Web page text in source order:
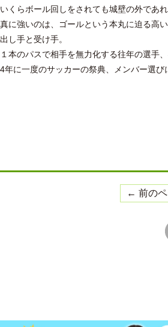
いくらボール回しをされても城壁の外であ
真に強いのは、ゴールという本丸に迫る高い
出し手と受け手。
１本のパスで相手を無力化する往年の選手
4年に一度のサッカーの祭典、メンバー選び
← 前の